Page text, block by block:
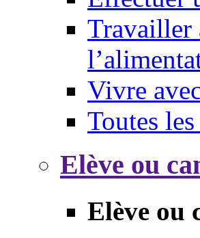
Travailler
Vivre
Toutes
Elève ou
Elève ou